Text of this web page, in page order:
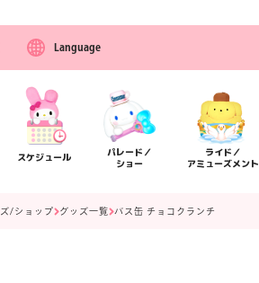
Language
スケジュール
パレード／
ショー
ライド／
アミューズメント
/ショップ グッズ一覧 バス缶 チョコクランチ